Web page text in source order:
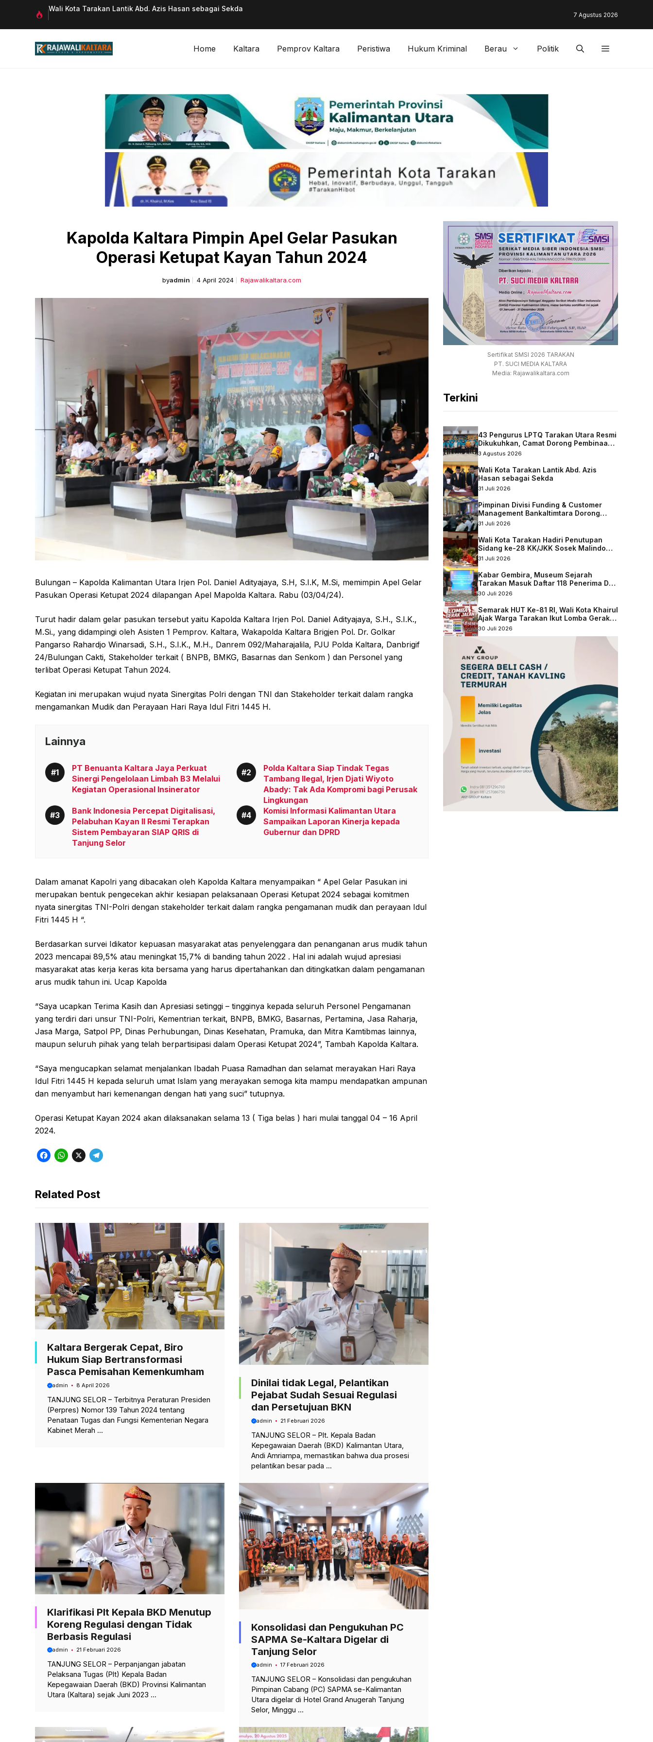
isi
Wali Kota Tarakan Lantik Abd. Azis Hasan sebagai Sekda
7 Agustus 2026
Home Kaltara Pemprov Kaltara Peristiwa Hukum Kriminal Berau Politik
Kapolda Kaltara Pimpin Apel Gelar Pasukan
Operasi Ketupat Kayan Tahun 2024
byadmin 4 April 2024 Rajawalikaltara.com
Bulungan – Kapolda Kalimantan Utara Irjen Pol. Daniel Adityajaya, S.H, S.I.K, M.Si, memimpin Apel Gelar
Pasukan Operasi Ketupat 2024 dilapangan Apel Mapolda Kaltara. Rabu (03/04/24).
Turut hadir dalam gelar pasukan tersebut yaitu Kapolda Kaltara Irjen Pol. Daniel Adityajaya, S.H., S.I.K.,
M.Si., yang didampingi oleh Asisten 1 Pemprov. Kaltara, Wakapolda Kaltara Brigjen Pol. Dr. Golkar
Pangarso Rahardjo Winarsadi, S.H., S.I.K., M.H., Danrem 092/Maharajalila, PJU Polda Kaltara, Danbrigif
24/Bulungan Cakti, Stakeholder terkait ( BNPB, BMKG, Basarnas dan Senkom ) dan Personel yang
terlibat Operasi Ketupat Tahun 2024.
Kegiatan ini merupakan wujud nyata Sinergitas Polri dengan TNI dan Stakeholder terkait dalam rangka
mengamankan Mudik dan Perayaan Hari Raya Idul Fitri 1445 H.
Lainnya
PT Benuanta Kaltara Jaya Perkuat
Sinergi Pengelolaan Limbah B3 Melalui
Kegiatan Operasional Insinerator
Polda Kaltara Siap Tindak Tegas
Tambang Ilegal, Irjen Djati Wiyoto
Abady: Tak Ada Kompromi bagi Perusak
Lingkungan
Bank Indonesia Percepat Digitalisasi,
Pelabuhan Kayan II Resmi Terapkan
Sistem Pembayaran SIAP QRIS di
Tanjung Selor
Komisi Informasi Kalimantan Utara
Sampaikan Laporan Kinerja kepada
Gubernur dan DPRD
Dalam amanat Kapolri yang dibacakan oleh Kapolda Kaltara menyampaikan “ Apel Gelar Pasukan ini
merupakan bentuk pengecekan akhir kesiapan pelaksanaan Operasi Ketupat 2024 sebagai komitmen
nyata sinergitas TNI-Polri dengan stakeholder terkait dalam rangka pengamanan mudik dan perayaan Idul
Fitri 1445 H “.
Berdasarkan survei Idikator kepuasan masyarakat atas penyelenggara dan penanganan arus mudik tahun
2023 mencapai 89,5% atau meningkat 15,7% di banding tahun 2022 . Hal ini adalah wujud apresiasi
masyarakat atas kerja keras kita bersama yang harus dipertahankan dan ditingkatkan dalam pengamanan
arus mudik tahun ini. Ucap Kapolda
“Saya ucapkan Terima Kasih dan Apresiasi setinggi – tingginya kepada seluruh Personel Pengamanan
yang terdiri dari unsur TNI-Polri, Kementrian terkait, BNPB, BMKG, Basarnas, Pertamina, Jasa Raharja,
Jasa Marga, Satpol PP, Dinas Perhubungan, Dinas Kesehatan, Pramuka, dan Mitra Kamtibmas lainnya,
maupun seluruh pihak yang telah berpartisipasi dalam Operasi Ketupat 2024”, Tambah Kapolda Kaltara.
“Saya mengucapkan selamat menjalankan Ibadah Puasa Ramadhan dan selamat merayakan Hari Raya
Idul Fitri 1445 H kepada seluruh umat Islam yang merayakan semoga kita mampu mendapatkan ampunan
dan menyambut hari kemenangan dengan hati yang suci” tutupnya.
Operasi Ketupat Kayan 2024 akan dilaksanakan selama 13 ( Tiga belas ) hari mulai tanggal 04 – 16 April
2024.
F
e
o
o
k
W
t
A
p
X
T
e
r
m
Related Post
Kaltara Bergerak Cepat, Biro
Hukum Siap Bertransformasi
Pasca Pemisahan Kemenkumham
admin 8 April 2026
TANJUNG SELOR – Terbitnya Peraturan Presiden
(Perpres) Nomor 139 Tahun 2024 tentang
Penataan Tugas dan Fungsi Kementerian Negara
Kabinet Merah ...
Dinilai tidak Legal, Pelantikan
Pejabat Sudah Sesuai Regulasi
dan Persetujuan BKN
admin 21 Februari 2026
TANJUNG SELOR – Plt. Kepala Badan
Kepegawaian Daerah (BKD) Kalimantan Utara,
Andi Amriampa, memastikan bahwa dua prosesi
pelantikan besar pada ...
Klarifikasi Plt Kepala BKD Menutup
Koreng Regulasi dengan Tidak
Berbasis Regulasi
admin 21 Februari 2026
TANJUNG SELOR – Perpanjangan jabatan
Pelaksana Tugas (Plt) Kepala Badan
Kepegawaian Daerah (BKD) Provinsi Kalimantan
Utara (Kaltara) sejak Juni 2023 ...
Konsolidasi dan Pengukuhan PC
SAPMA Se-Kaltara Digelar di
Tanjung Selor
admin 17 Februari 2026
TANJUNG SELOR – Konsolidasi dan pengukuhan
Pimpinan Cabang (PC) SAPMA se-Kalimantan
Utara digelar di Hotel Grand Anugerah Tanjung
Selor, Minggu ...
Sertifikat SMSI 2026 TARAKAN
PT. SUCI MEDIA KALTARA
Media: Rajawalikaltara.com
Terkini
43 Pengurus LPTQ Tarakan Utara Resmi
Dikukuhkan, Camat Dorong Pembinaan
Qurani Berkelanjutan
3 Agustus 2026
Wali Kota Tarakan Lantik Abd. Azis
Hasan sebagai Sekda
31 Juli 2026
Pimpinan Divisi Funding & Customer
Management Bankaltimtara Dorong
Percepatan Digitalisasi Keuangan di
31 Juli 2026
Wali Kota Tarakan Hadiri Penutupan
Sidang ke-28 KK/JKK Sosek Malindo
Tingkat Kaltara–Sabah
31 Juli 2026
Kabar Gembira, Museum Sejarah
Tarakan Masuk Daftar 118 Penerima DAK
Nonfisik 2027
30 Juli 2026
Semarak HUT Ke-81 RI, Wali Kota Khairul
Ajak Warga Tarakan Ikut Lomba Gerak
Jalan
30 Juli 2026